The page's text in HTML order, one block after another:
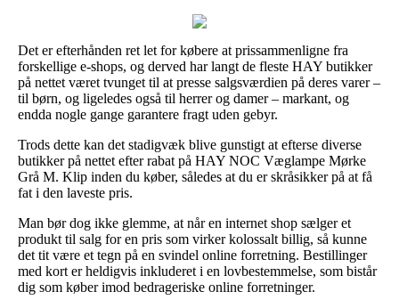
Det er efterhånden ret let for købere at prissammenligne fra
forskellige e-shops, og derved har langt de fleste HAY butikker
på nettet været tvunget til at presse salgsværdien på deres varer –
til børn, og ligeledes også til herrer og damer – markant, og
endda nogle gange garantere fragt uden gebyr.
Trods dette kan det stadigvæk blive gunstigt at efterse diverse
butikker på nettet efter rabat på HAY NOC Væglampe Mørke
Grå M. Klip inden du køber, således at du er skråsikker på at få
fat i den laveste pris.
Man bør dog ikke glemme, at når en internet shop sælger et
produkt til salg for en pris som virker kolossalt billig, så kunne
det tit være et tegn på en svindel online forretning. Bestillinger
med kort er heldigvis inkluderet i en lovbestemmelse, som bistår
dig som køber imod bedrageriske online forretninger.